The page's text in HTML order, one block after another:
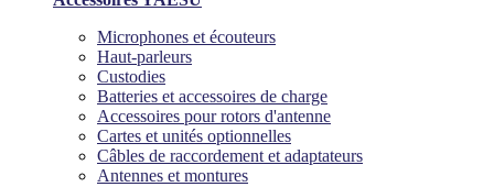
Microphones et écouteurs
Haut-parleurs
Custodies
Batteries et accessoires de charge
Accessoires pour rotors d'antenne
Cartes et unités optionnelles
Câbles de raccordement et adaptateurs
Antennes et montures